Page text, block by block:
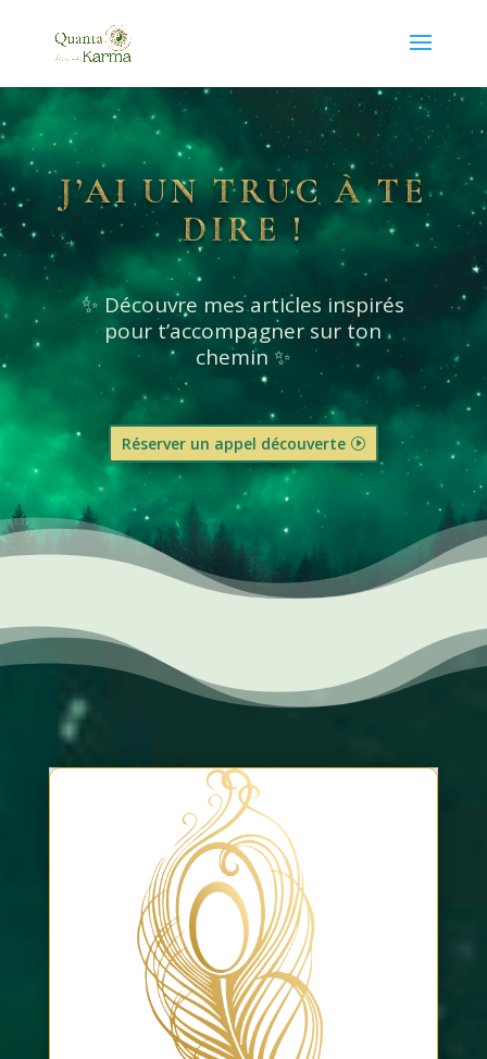
J’AI UN TRUC À TE
DIRE !
✨ Découvre mes articles inspirés
pour t’accompagner sur ton
chemin ✨
Réserver un appel découverte